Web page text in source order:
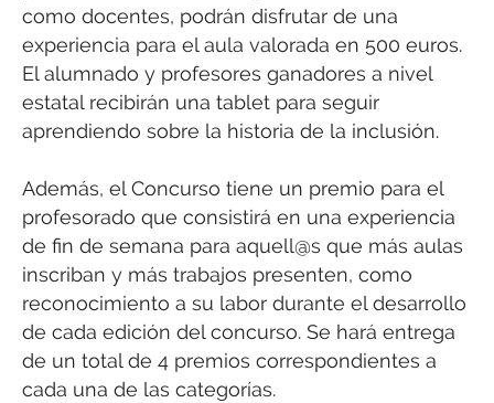
como docentes, podrán disfrutar de una
experiencia para el aula valorada en 500 euros.
El alumnado y profesores ganadores a nivel
estatal recibirán una tablet para seguir
aprendiendo sobre la historia de la inclusión.
Además, el Concurso tiene un premio para el
profesorado que consistirá en una experiencia
de fin de semana para aquell@s que más aulas
inscriban y más trabajos presenten, como
reconocimiento a su labor durante el desarrollo
de cada edición del concurso. Se hará entrega
de un total de 4 premios correspondientes a
cada una de las categorías.